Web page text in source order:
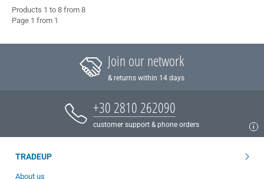
Products 1 to 8 from 8
Page 1 from 1
Join our network
& returns within 14 days
+30 2810 262090
customer support & phone orders
TRADEUP
About us